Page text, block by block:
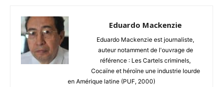
Eduardo Mackenzie
Eduardo Mackenzie est journaliste,
auteur notamment de l'ouvrage de
référence : Les Cartels criminels,
Cocaïne et héroïne une industrie lourde
en Amérique latine (PUF, 2000)